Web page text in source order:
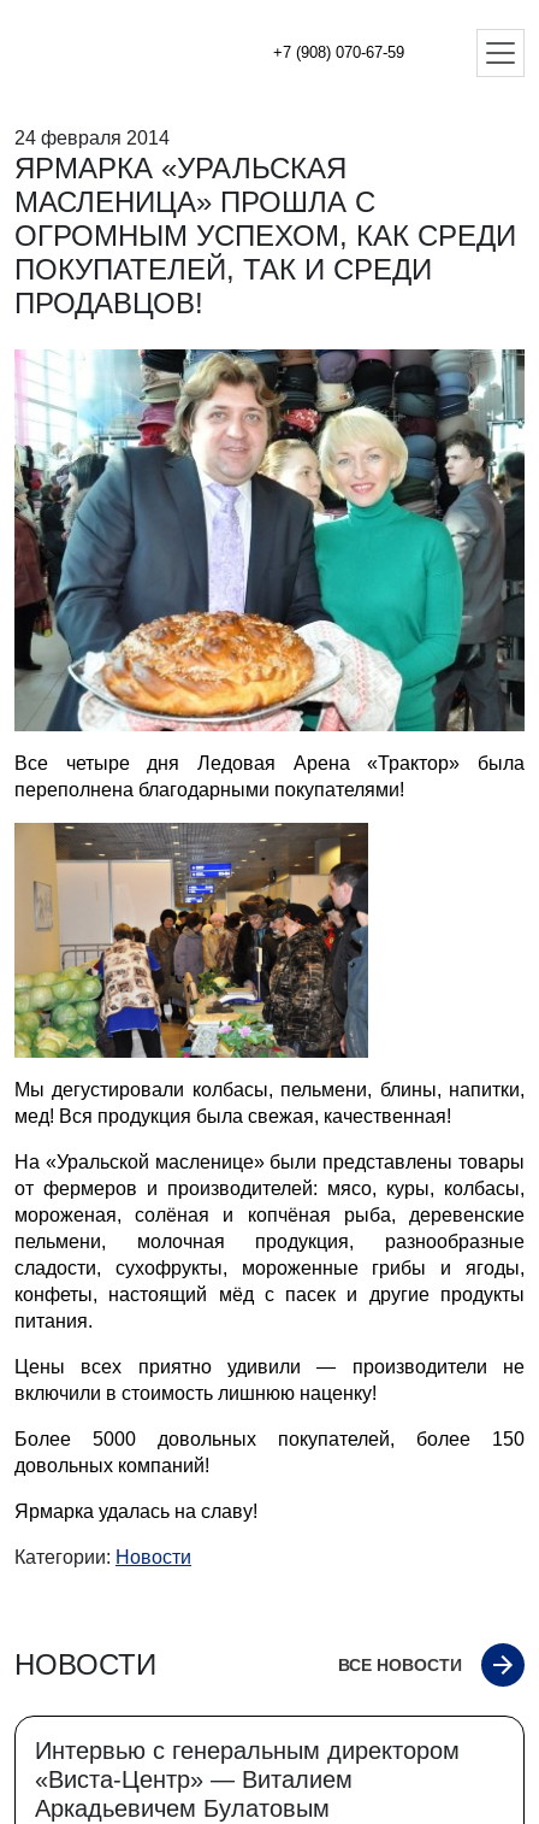
+7 (908) 070-67-59
24 февраля 2014
ЯРМАРКА «УРАЛЬСКАЯ
МАСЛЕНИЦА» ПРОШЛА С
ОГРОМНЫМ УСПЕХОМ, КАК СРЕДИ
ПОКУПАТЕЛЕЙ, ТАК И СРЕДИ
ПРОДАВЦОВ!
Все четыре дня Ледовая Арена «Трактор» была
переполнена благодарными покупателями!
Мы дегустировали колбасы, пельмени, блины, напитки,
мед! Вся продукция была свежая, качественная!
На «Уральской масленице» были представлены товары
от фермеров и производителей: мясо, куры, колбасы,
мороженая, солёная и копчёная рыба, деревенские
пельмени, молочная продукция, разнообразные
сладости, сухофрукты, мороженные грибы и ягоды,
конфеты, настоящий мёд с пасек и другие продукты
питания.
Цены всех приятно удивили — производители не
включили в стоимость лишнюю наценку!
Более 5000 довольных покупателей, более 150
довольных компаний!
Ярмарка удалась на славу!
Категории: Новости
НОВОСТИ ВСЕ НОВОСТИ
Интервью с генеральным директором
«Виста-Центр» — Виталием
Аркадьевичем Булатовым